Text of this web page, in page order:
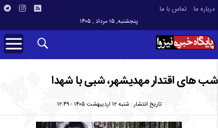
درباره ما تماس با ما
پنجشنبه, ۱۵ مرداد , ۱۴۰۵
شب های اقتدار مهدیشهر، شبی با شهدا
تاریخ انتشار : شنبه ۱۲ اردیبهشت ۱۴۰۵ - ۱۲:۴۹